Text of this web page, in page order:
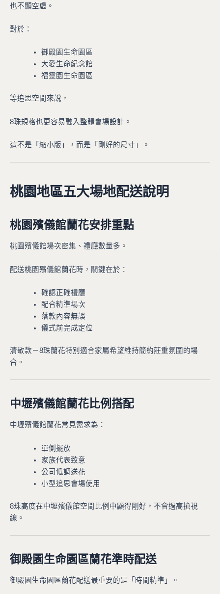
也不顯空虛。
對於：
御殿園生命園區
大愛生命紀念館
福靈園生命園區
等追思空間來說，
8珠規格也更容易融入整體會場設計。
這不是「縮小版」，而是「剛好的尺寸」。
桃園地區五大場地配送說明
桃園殯儀館蘭花安排重點
桃園殯儀館場次密集、禮廳數量多。
配送桃園殯儀館蘭花時，關鍵在於：
確認正確禮廳
配合精準場次
落款內容無誤
儀式前完成定位
清敬款－8珠蘭花特別適合家屬希望維持簡約莊重氛圍的場
合。
中壢殯儀館蘭花比例搭配
中壢殯儀館蘭花常見需求為：
單側擺放
家族代表致意
公司低調送花
小型追思會場使用
8珠高度在中壢殯儀館空間比例中顯得剛好，不會過高搶視
線。
御殿園生命園區蘭花準時配送
御殿園生命園區蘭花配送最重要的是「時間精準」。